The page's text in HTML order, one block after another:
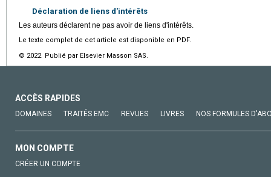
Déclaration de liens d'intérêts
Les auteurs déclarent ne pas avoir de liens d'intérêts.
Le texte complet de cet article est disponible en PDF.
© 2022 Publié par Elsevier Masson SAS.
ACCÈS RAPIDES
DOMAINES TRAITÉS EMC REVUES LIVRES NOS FORMULES
MON COMPTE
CRÉER UN COMPTE